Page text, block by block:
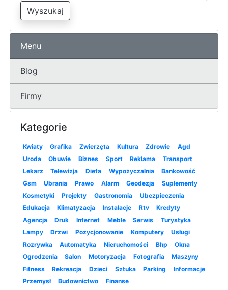
Wyszukaj
Menu
Blog
Firmy
Kategorie
Kwiaty Grafika Zwierzęta Kultura Zdrowie
Agd
Uroda
Obuwie Biznes Sport Reklama
Transport
Lekarz
Telewizja Dieta Wypożyczalnia
Bankowość
Gsm
Ubrania Prawo Alarm Geodezja
Suplementy
Kosmetyki
Projekty Gastronomia
Ubezpieczenia
Edukacja
Klimatyzacja Instalacje Rtv
Kredyty
Agencja
Druk Internet Meble Serwis
Turystyka
Lampy
Drzwi Pozycjonowanie Komputery
Usługi
Rozrywka
Automatyka Nieruchomości Bhp
Okna
Ogrodzenia
Salon Motoryzacja Fotografia
Maszyny
Fitness
Rekreacja Dzieci Sztuka Parking
Informacje
Przemysł
Budownictwo Finanse